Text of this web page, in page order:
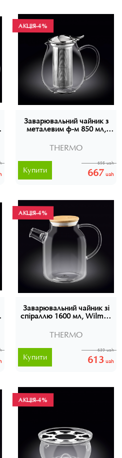
АКЦІЯ-4%
Заварювальний чайник з
металевим ф-м 850 мл,
THERMO
667 uah
695 uah
Купити
АКЦІЯ-4%
Заварювальний чайник зі
спіраллю 1600 мл, Wilmax
THERMO
613 uah
639 uah
Купити
АКЦІЯ-4%